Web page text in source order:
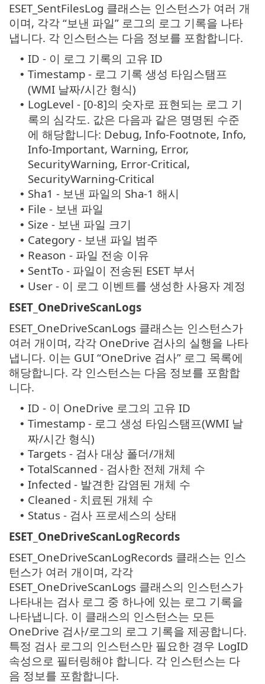
ESET_SentFilesLog 클래스는 인스턴스가 여러 개
이며, 각각 “보낸 파일” 로그의 로그 기록을 나타
냅니다. 각 인스턴스는 다음 정보를 포함합니다.
• ID - 이 로그 기록의 고유 ID
• Timestamp - 로그 기록 생성 타임스탬프
(WMI 날짜/시간 형식)
• LogLevel - [0-8]의 숫자로 표현되는 로그 기
록의 심각도. 값은 다음과 같은 명명된 수준
에 해당합니다: Debug, Info-Footnote, Info,
Info-Important, Warning, Error,
SecurityWarning, Error-Critical,
SecurityWarning-Critical
• Sha1 - 보낸 파일의 Sha-1 해시
• File - 보낸 파일
• Size - 보낸 파일 크기
• Category - 보낸 파일 범주
• Reason - 파일 전송 이유
• SentTo - 파일이 전송된 ESET 부서
• User - 이 로그 이벤트를 생성한 사용자 계정
ESET_OneDriveScanLogs
ESET_OneDriveScanLogs 클래스는 인스턴스가
여러 개이며, 각각 OneDrive 검사의 실행을 나타
냅니다. 이는 GUI “OneDrive 검사” 로그 목록에
해당합니다. 각 인스턴스는 다음 정보를 포함합
니다.
• ID - 이 OneDrive 로그의 고유 ID
• Timestamp - 로그 생성 타임스탬프(WMI 날
짜/시간 형식)
• Targets - 검사 대상 폴더/개체
• TotalScanned - 검사한 전체 개체 수
• Infected - 발견한 감염된 개체 수
• Cleaned - 치료된 개체 수
• Status - 검사 프로세스의 상태
ESET_OneDriveScanLogRecords
ESET_OneDriveScanLogRecords 클래스는 인스
턴스가 여러 개이며, 각각
ESET_OneDriveScanLogs 클래스의 인스턴스가
나타내는 검사 로그 중 하나에 있는 로그 기록을
나타냅니다. 이 클래스의 인스턴스는 모든
OneDrive 검사/로그의 로그 기록을 제공합니다.
특정 검사 로그의 인스턴스만 필요한 경우 LogID
속성으로 필터링해야 합니다. 각 인스턴스는 다
음 정보를 포함합니다.